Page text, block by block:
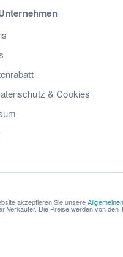
& Cookies
akzeptieren Sie unsere
Verkäufer. Die Preise werden von